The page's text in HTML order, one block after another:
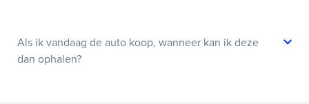
Als ik vandaag de auto koop, wanneer kan ik deze
dan ophalen?